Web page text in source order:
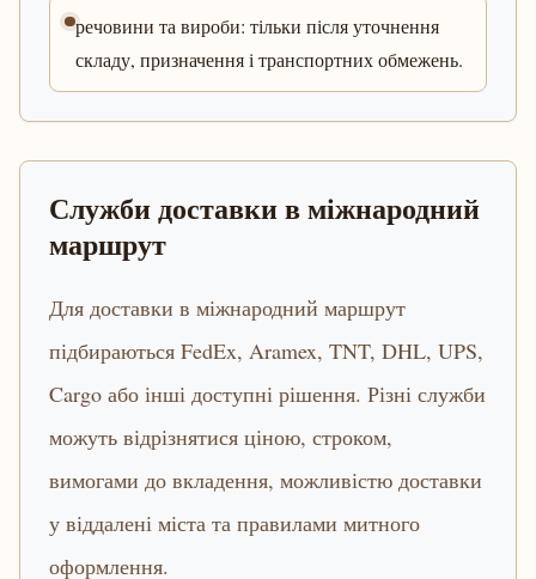
речовини та вироби: тільки після уточнення
складу, призначення і транспортних обмежень.
Служби доставки в міжнародний
маршрут
Для доставки в міжнародний маршрут
підбираються FedEx, Aramex, TNT, DHL, UPS,
Cargo або інші доступні рішення. Різні служби
можуть відрізнятися ціною, строком,
вимогами до вкладення, можливістю доставки
у віддалені міста та правилами митного
оформлення.